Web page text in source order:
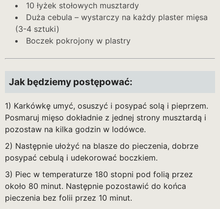
10 łyżek stołowych musztardy
Duża cebula – wystarczy na każdy plaster mięsa
(3-4 sztuki)
Boczek pokrojony w plastry
Jak będziemy postępować:
1) Karkówkę umyć, osuszyć i posypać solą i pieprzem.
Posmaruj mięso dokładnie z jednej strony musztardą i
pozostaw na kilka godzin w lodówce.
2) Następnie ułożyć na blasze do pieczenia, dobrze
posypać cebulą i udekorować boczkiem.
3) Piec w temperaturze 180 stopni pod folią przez
około 80 minut. Następnie pozostawić do końca
pieczenia bez folii przez 10 minut.